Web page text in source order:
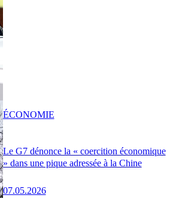
Le G7 dénonce la « coercition économique
» dans une pique adressée à la Chine
07.05.2026
ÉCONOMIE